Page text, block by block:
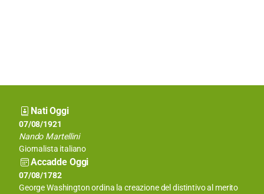
Nati Oggi
07/08/1975
Charlize Theron
Attrice e modella
07/08/1921
Nando Martellini
Giornalista italiano
Accadde Oggi
07/08/2008
Muore Andrea Pininfarina.
07/08/1782
George Washington ordina la creazione del distintivo al merito